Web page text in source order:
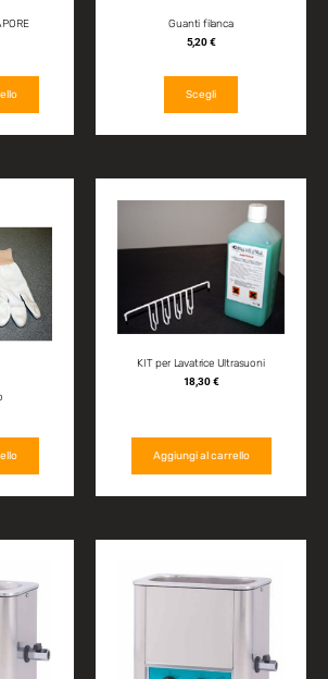
Guanti filanca
5,20€
Scegli
KIT per Lavatrice Ultrasuoni
18,30€
Aggiungi al carrello